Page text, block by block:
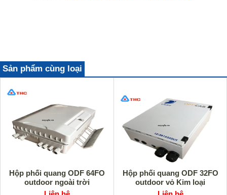
Sản phẩm cùng loại
Hộp phối quang ODF 64FO
outdoor ngoài trời
Hộp phối quang ODF 32FO
outdoor vỏ Kim loại